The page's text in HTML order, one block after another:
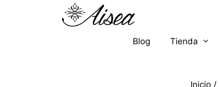
Blog Tienda
Inicio /